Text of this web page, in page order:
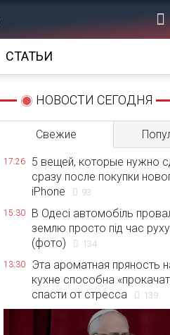
СТАТЬИ
НОВОСТИ СЕГОДНЯ
Свежие
17:26
5 вещей, которые нужно
сразу после покупки
iPhone
93
15:30
В Одесі автомобіль
землю просто під час руху
(фото)
134
13:30
Эта ароматная пряность
кухне способна
спасти от стресса
139